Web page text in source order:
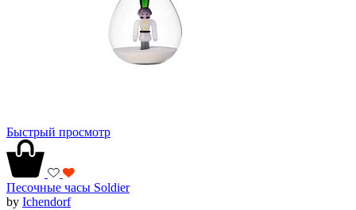
Быстрый просмотр
Песочные часы Soldier
by Ichendorf